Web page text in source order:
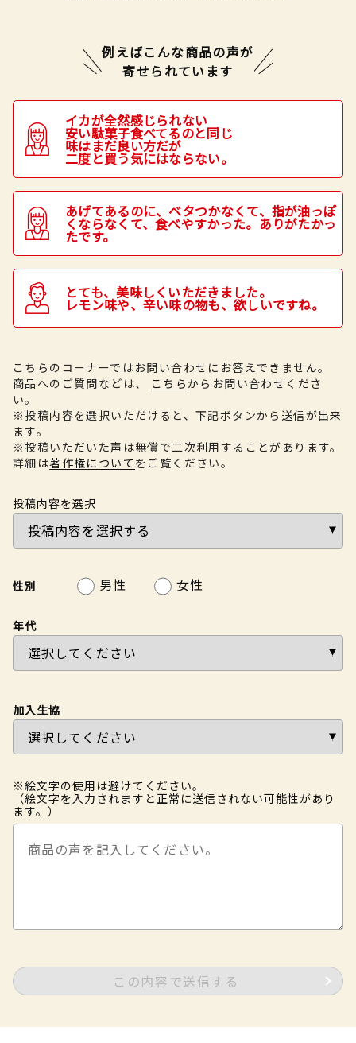
例えばこんな商品の声が
寄せられています
イカが全然感じられない
安い駄菓子食べてるのと同じ
味はまだ良い方だが
二度と買う気にはならない。
あげてあるのに、ベタつかなくて、指が油っぽ
くならなくて、食べやすかった。ありがたかっ
たです。
とても、美味しくいただきました。
レモン味や、辛い味の物も、欲しいですね。
こちらのコーナーではお問い合わせにお答えできません。
商品へのご質問などは、
こちらからお問い合わせくださ
い。
※投稿内容を選択いただけると、下記ボタンから送信が出来
ます。
※投稿いただいた声は無償で二次利用することがあります。
詳細は著作権について をご覧ください。
投稿内容を選択
性別 男性 女性
年代
加入生協
※絵文字の使用は避けてください。
（絵文字を入力されますと正常に送信されない可能性があり
ます。）
この内容で送信する